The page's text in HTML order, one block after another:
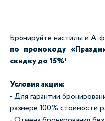
Бронируйте настилы и А-
по промокоду
скидку до 15%!
Условия акции:
- Для гарантии
размере 100% стоимости